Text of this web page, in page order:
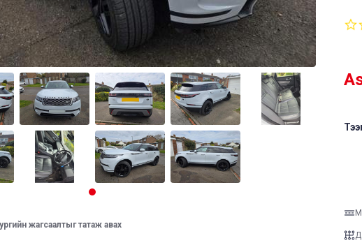
жагсаалтыг татаж авах